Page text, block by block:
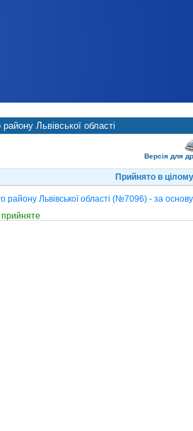
Львівської області
Версія для
Прийнято в цілому
Львівської області (№7096) - за